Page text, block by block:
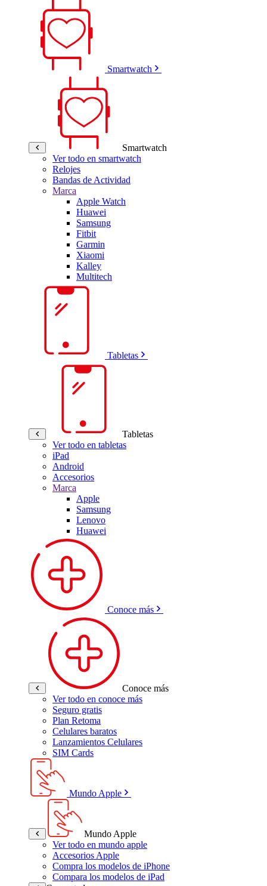
Smartwatch
Smartwatch
Ver todo en smartwatch
Relojes
Bandas de Actividad
Marca
Apple Watch
Huawei
Samsung
Fitbit
Garmin
Xiaomi
Kalley
Multitech
Tabletas
Tabletas
Ver todo en tabletas
iPad
Android
Accesorios
Marca
Apple
Samsung
Lenovo
Huawei
Conoce más
Conoce más
Ver todo en conoce más
Seguro gratis
Plan Retoma
Celulares baratos
Lanzamientos Celulares
SIM Cards
Mundo Apple
Mundo Apple
Ver todo en mundo apple
Accesorios Apple
Compra los modelos de iPhone
Compara los modelos de iPad